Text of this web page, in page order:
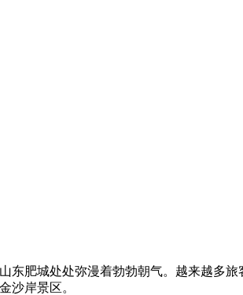
肥城处处弥漫着勃勃朝气。越来越多旅
沙岸景区。